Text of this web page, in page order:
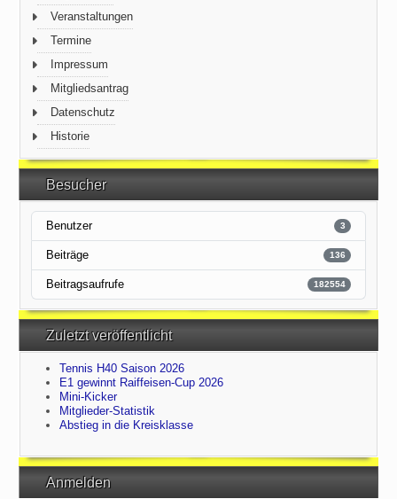
Veranstaltungen
Termine
Impressum
Mitgliedsantrag
Datenschutz
Historie
Besucher
Benutzer 3
Beiträge 136
Beitragsaufrufe 182554
Zuletzt veröffentlicht
Tennis H40 Saison 2026
E1 gewinnt Raiffeisen-Cup 2026
Mini-Kicker
Mitglieder-Statistik
Abstieg in die Kreisklasse
Anmelden